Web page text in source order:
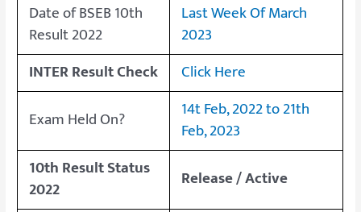
Date of BSEB 10th
Result 2022
Last Week Of March
2023
INTER Result Check
Click Here
Exam Held On?
14t Feb, 2022 to 21th
Feb, 2023
10th Result Status
2022
Release / Active